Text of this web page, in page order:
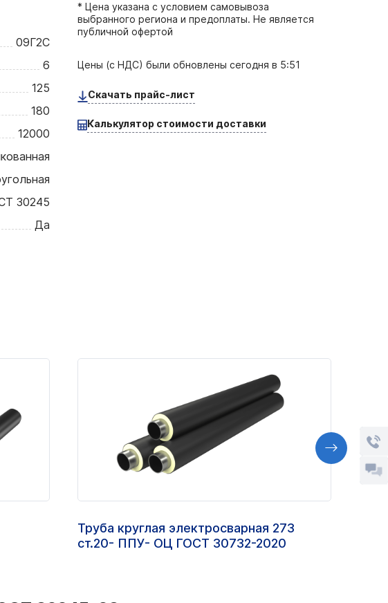
09Г2С
6
125
180
12000
30245
Да
* Цена указана с условием самовывоза
выбранного региона и предоплаты. Не является
публичной офертой
Цены (с НДС) были обновленысегодня в 5:51
Скачать прайс-лист
Калькулятор стоимости доставки
Труба круглая электросварная 273
ст.20- ППУ- ОЦ ГОСТ 30732-2020